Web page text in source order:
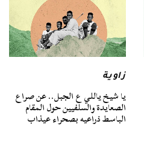
زاوية
يا شيخ ياللي ع الجبل.. عن صراع
الصعايدة والسلفيين حول المقام
الباسط ذراعيه بصحراء عيذاب